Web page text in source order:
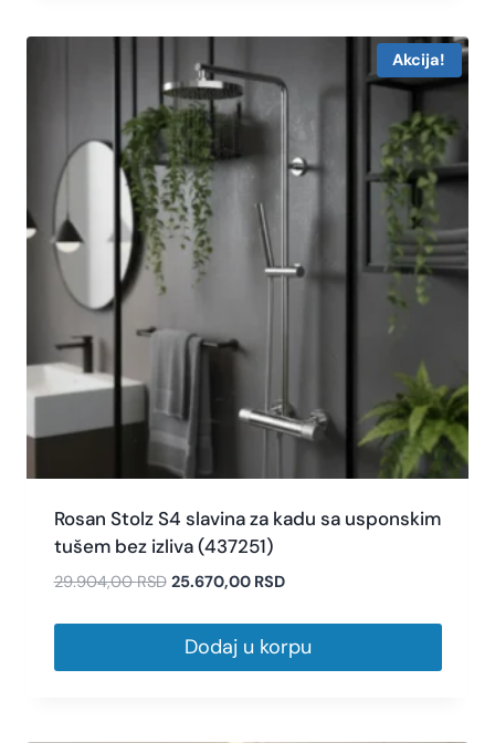
Akcija!
Rosan Stolz S4 slavina za kadu sa usponskim
tušem bez izliva (437251)
29.904,00RSD 25.670,00 RSD
Dodaj u korpu